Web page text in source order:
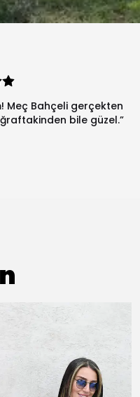
Meç Bahçeli gerçekten
bile güzel.”